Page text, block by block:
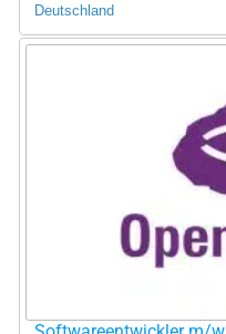
Deutschland